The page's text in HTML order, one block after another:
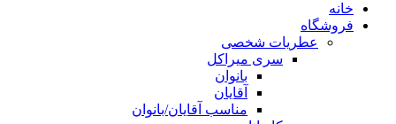
خانه
فروشگاه
عطریات شخصی
سری میراکل
بانوان
آقایان
مناسب آقایان/بانوان